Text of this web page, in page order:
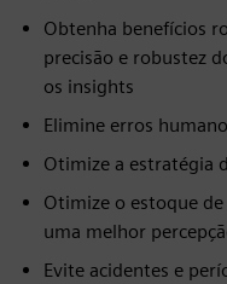
Obtenha benefícios
precisão e robustez
os insights
Elimine erros
Otimize a estratégia
Otimize o estoque
uma melhor
Evite acidentes e